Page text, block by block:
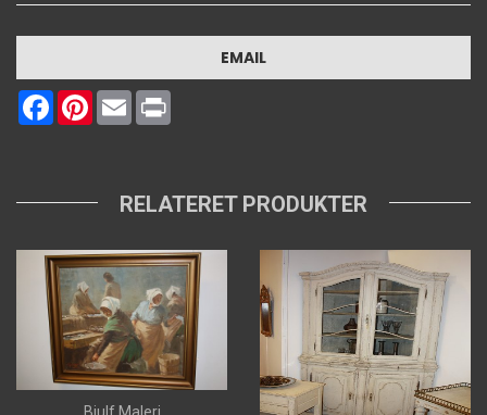
EMAIL
FacebookPinterest
Email
RELATERET PRODUKTER